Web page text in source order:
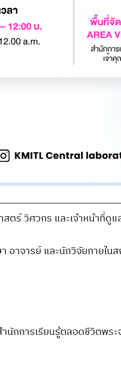
ตร์ วิศวกร และเจ้าหน้าที่ดู
จารย์ และนักวิจัยภายในส
กการเรียนรู้ตลอดชีวิตพระ